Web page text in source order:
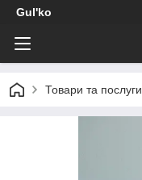
Gul'ko
Товари та послуги